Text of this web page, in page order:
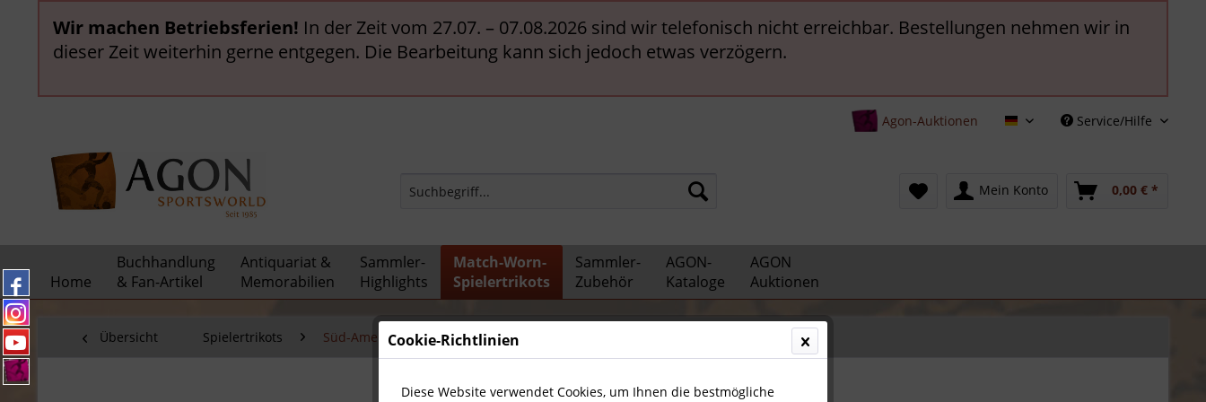
Wir machen Betriebsferien! In der Zeit vom 27.07. – 07.08.2026 sind wir telefonisch nicht erreichbar. Bestellungen nehmen wir in
dieser Zeit weiterhin gerne entgegen. Die Bearbeitung kann sich jedoch etwas verzögern.
Agon-Auktionen Deutsch Service/Hilfe
Mein Konto 0,00 € *
Home
Buchhandlung
& Fan-Artikel
Antiquariat &
Memorabilien
Sammler-
Highlights
Match-Worn-
Spielertrikots
Sammler-
Zubehör
AGON-
Kataloge
AGON
Auktionen
Übersicht Spielertrikots Süd-AmerikaCookie-Richtlinien
Diese Website verwendet Cookies, um Ihnen die bestmögliche